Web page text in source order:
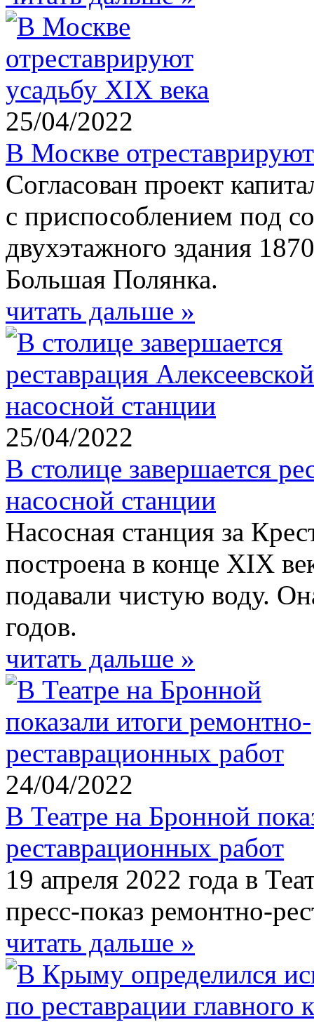
25/04/2022
В Москве
Согласован проект
с приспособлением под
двухэтажного здания
Большая Полянка.
читать дальше »
25/04/2022
В столице завершается
насосной станции
Насосная станция за
построена в конце XIX
подавали чистую воду.
годов.
читать дальше »
24/04/2022
В Театре на Бронной
реставрационных работ
19 апреля 2022 года в
пресс-показ ремонтно-
читать дальше »